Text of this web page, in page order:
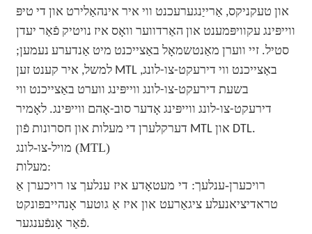
און טעקניקס, אַרייַנגערעכנט ווי איר אינהאַלירט און די טיפּ
ווייפּינג עקוויפּמענט און האַרדווער וואָס איז נויטיק פֿאַר יעדן
סטיל. זיי ווערן מאַנטשמאָל באַצייכנט מיט אַנדערע נעמען;
למשל, איר קענט זען MTL באַצייכנט ווי דירעקט-צו-לונג,
בשעת דירעקט-צו-לונג ווייפּינג ווערט באַצייכנט ווי
דירעקט-צו-לונג ווייפּינג אָדער סוב-אָהם ווייפּינג. לאָמיר
דערקלערן די מעלות און חסרונות פֿון MTL און DTL.
מויל-צו-לונג (MTL)
מעלות:
רויכערן-ענלעך: די מעטאָדע איז ענלעך צו רויכערן אַ
טראדיציאנעלע ציגאַרעט און איז אַ גוטער אָנהייבפּונקט
פֿאַר אָנפֿענגער.